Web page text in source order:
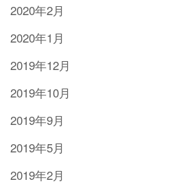
2020年2月
2020年1月
2019年12月
2019年10月
2019年9月
2019年5月
2019年2月